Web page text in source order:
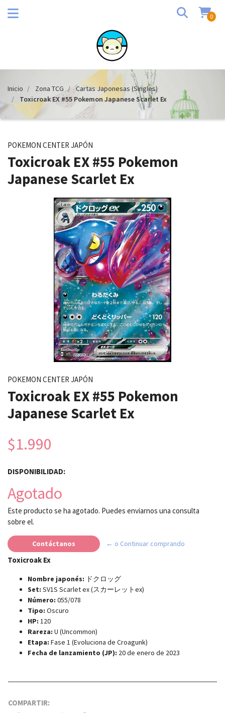
0
Inicio Zona TCG
Cartas Japonesas (Singles)
Toxicroak EX #55 Pokemon Japanese Scarlet Ex
POKEMON CENTER JAPÓN
Toxicroak EX #55 Pokemon
Japanese Scarlet Ex
POKEMON CENTER JAPÓN
Toxicroak EX #55 Pokemon
Japanese Scarlet Ex
$1.990
DISPONIBILIDAD:
Agotado
Este producto se ha agotado. Puedes enviarnos una consulta
sobre el.
Contáctanos ← o Continuar comprando
Toxicroak Ex
Nombre japonés: ドクロッグ
Set: SV1S Scarlet ex (スカーレットex)
Número: 055/078
Tipo: Oscuro
HP: 120
Rareza: U (Uncommon)
Etapa: Fase 1 (Evoluciona de Croagunk)
Fecha de lanzamiento (JP): 20 de enero de 2023
COMPARTIR: